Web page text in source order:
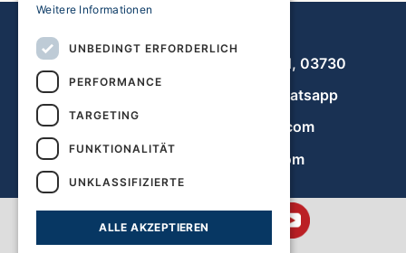
Avenida de la Libertad 19, local 11, 03730
Whatsapp
info@javeahomefinders.com
de.javeahomefinders.com
Weitere Informationen
UNBEDINGT ERFORDERLICH
PERFORMANCE
TARGETING
FUNKTIONALITÄT
UNKLASSIFIZIERTE
ALLE AKZEPTIEREN